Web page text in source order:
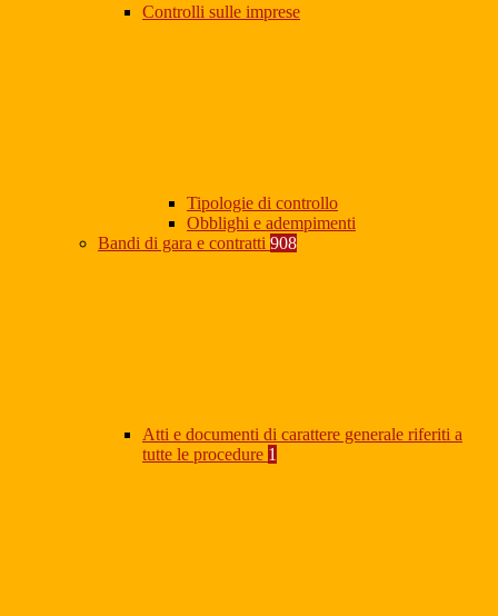
Controlli sulle imprese
Tipologie di controllo
Obblighi e adempimenti
Bandi di gara e contratti 908
Atti e documenti di carattere generale riferiti a
tutte le procedure 1